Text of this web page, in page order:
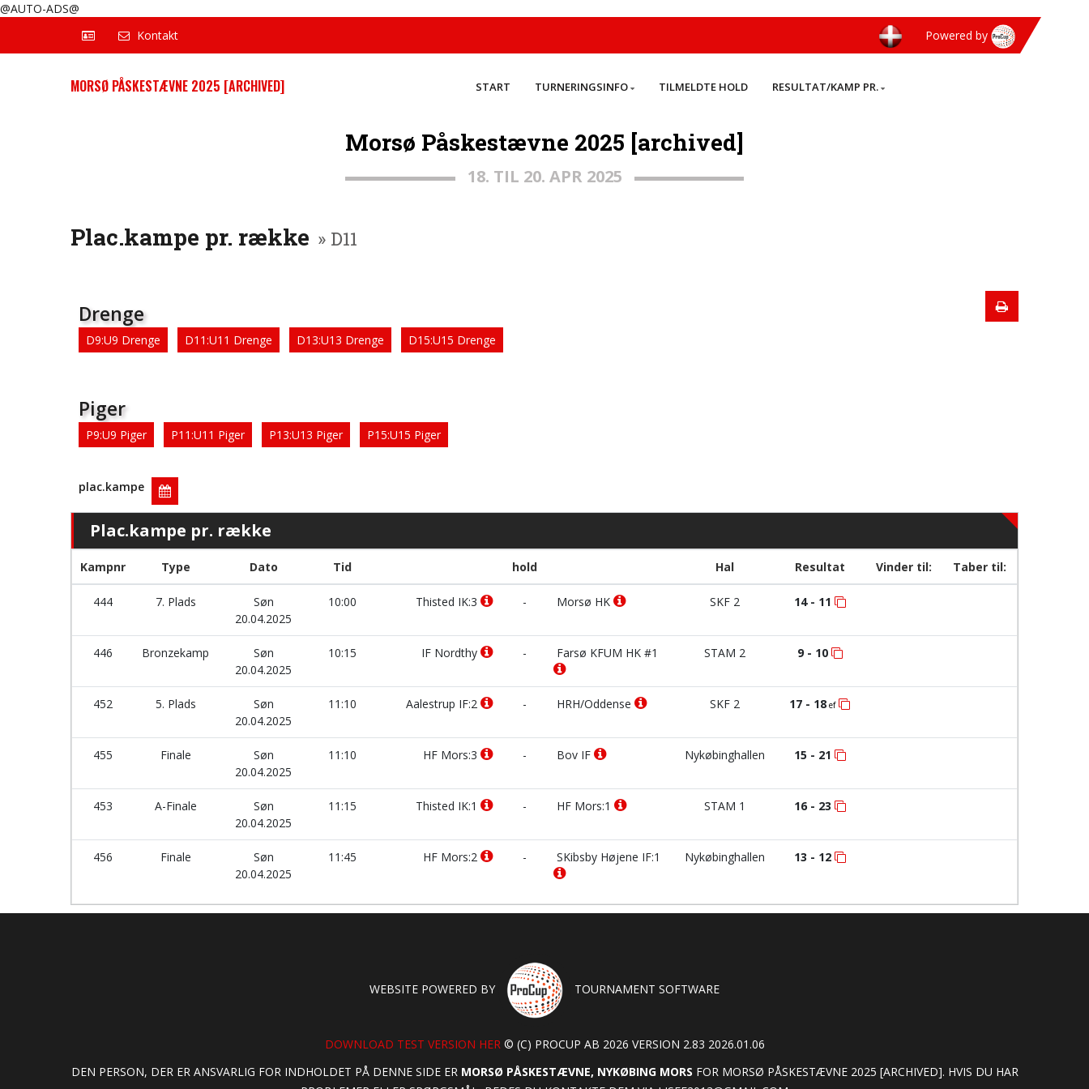
@AUTO-ADS@
Kontakt
Powered by
MORSØ PÅSKESTÆVNE 2025 [ARCHIVED] START TURNERINGSINFO TILMELDTE HOLD RESULTAT/KAMP PR.
Morsø Påskestævne 2025 [archived]
18. TIL 20. APR 2025
Plac.kampe pr. række » D11
Drenge
D9:U9 Drenge D11:U11 Drenge D13:U13 Drenge D15:U15 Drenge
Piger
P9:U9 Piger P11:U11 Piger P13:U13 Piger P15:U15 Piger
plac.kampe
Plac.kampe pr. række
Kampnr Type Dato Tid hold Hal Resultat Vinder til: Taber til:
444 7. Plads
Søn
20.04.2025
10:00 Thisted IK:3 - Morsø HK SKF 2 14 - 11
446 Bronzekamp
Søn
20.04.2025
10:15 IF Nordthy - Farsø KFUM HK #1 STAM 2 9 - 10
452 5. Plads
Søn
20.04.2025
11:10 Aalestrup IF:2 - HRH/Oddense SKF 2 17 - 18 ef
455 Finale
Søn
20.04.2025
11:10 HF Mors:3 - Bov IF Nykøbinghallen 15 - 21
453 A-Finale
Søn
20.04.2025
11:15 Thisted IK:1 - HF Mors:1 STAM 1 16 - 23
456 Finale
Søn
20.04.2025
11:45 HF Mors:2 - SKibsby Højene IF:1 Nykøbinghallen 13 - 12
WEBSITE POWERED BY TOURNAMENT SOFTWARE
DOWNLOAD TEST VERSION HER© (C) PROCUP AB 2026 VERSION 2.83 2026.01.06
DEN PERSON, DER ER ANSVARLIG FOR INDHOLDET PÅ DENNE SIDE ER MORSØ PÅSKESTÆVNE, NYKØBING MORS FOR MORSØ PÅSKESTÆVNE 2025 [ARCHIVED]. HVIS DU HAR